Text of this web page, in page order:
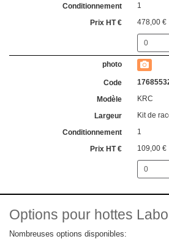
1
478,00 €
KRC
Kit de
1
109,00 €
Options pour hottes
Nombreuses options disponibles: